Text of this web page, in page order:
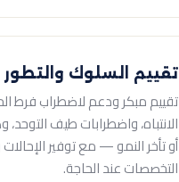
تقييم السلوك والتطور
تقييم مبكر ودعم لاضطراب فرط
الانتباه، واضطرابات طيف
أو تأخر النمو — مع توفير
التخصصات عند الحاجة.